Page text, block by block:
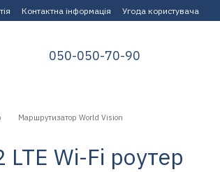
Контактна інформація Угода користувача
050-050-70-90
Маршрутизатор World Vision
Wi-Fi роутер